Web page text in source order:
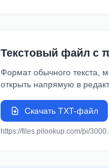
Текстовый файл с
Формат обычного текста,
открыть напрямую в
Скачать TXT-файл
https://files.pilookup.com/pi/